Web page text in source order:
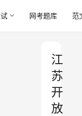
网考题库 范
江
苏
开
放